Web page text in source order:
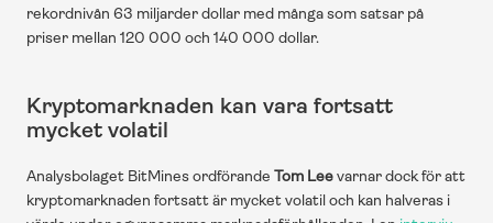
rekordnivån 63 miljarder dollar med många som satsar på
priser mellan 120 000 och 140 000 dollar.
Kryptomarknaden kan vara fortsatt
mycket volatil
Analysbolaget BitMines ordförande Tom Lee varnar dock för att
kryptomarknaden fortsatt är mycket volatil och kan halveras i